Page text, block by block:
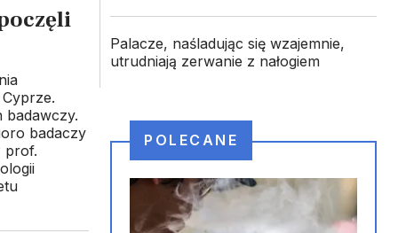
badawczy.
badaczy
prof.
Palacze, naśladując się wzajemnie,
utrudniają zerwanie z nałogiem
POLECANE